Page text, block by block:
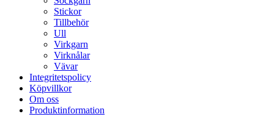
Stickor
Tillbehör
Ull
Virkgarn
Virknålar
Vävar
Integritetspolicy
Köpvillkor
Om oss
Produktinformation